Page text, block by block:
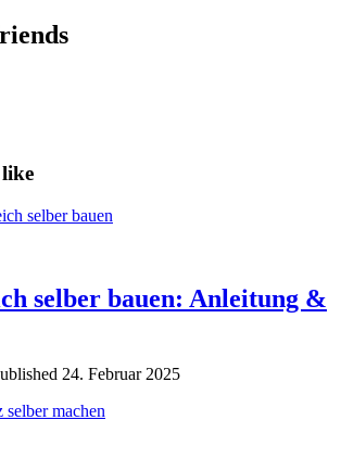
selber bauen: Anleitung &
24. Februar 2025